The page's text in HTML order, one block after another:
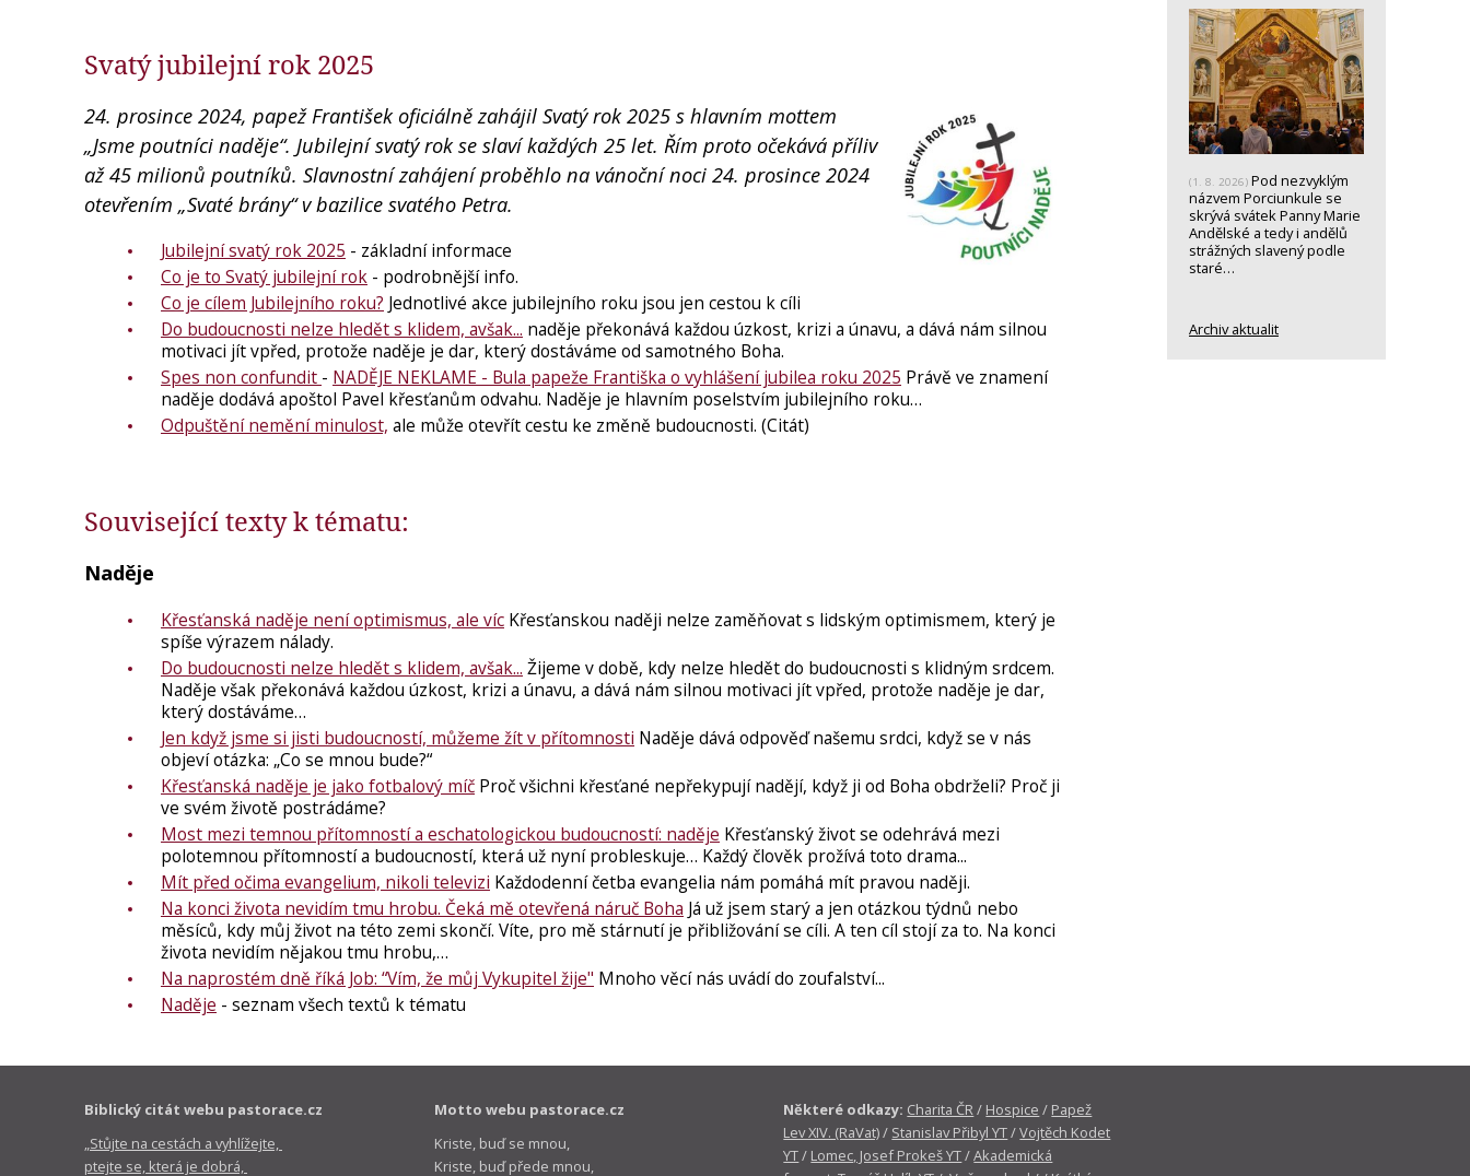
Svatý jubilejní rok 2025
24. prosince 2024, papež František oficiálně zahájil Svatý rok 2025 s hlavním mottem
„Jsme poutníci naděje“. Jubilejní svatý rok se slaví každých 25 let. Řím proto očekává příliv
až 45 milionů poutníků. Slavnostní zahájení proběhlo na vánoční noci 24. prosince 2024
otevřením „Svaté brány“ v bazilice svatého Petra.
Jubilejní svatý rok 2025 - základní informace
Co je to Svatý jubilejní rok - podrobnější info.
Co je cílem Jubilejního roku? Jednotlivé akce jubilejního roku jsou jen cestou k cíli
Do budoucnosti nelze hledět s klidem, avšak... naděje překonává každou úzkost, krizi a únavu, a dává nám silnou
motivaci jít vpřed, protože naděje je dar, který dostáváme od samotného Boha.
Spes non confundit - NADĚJE NEKLAME - Bula papeže Františka o vyhlášení jubilea roku 2025 Právě ve znamení
naděje dodává apoštol Pavel křesťanům odvahu. Naděje je hlavním poselstvím jubilejního roku…
Odpuštění nemění minulost, ale může otevřít cestu ke změně budoucnosti. (Citát)
Související texty k tématu:
Naděje
Křesťanská naděje není optimismus, ale víc Křesťanskou naději nelze zaměňovat s lidským optimismem, který je
spíše výrazem nálady.
Do budoucnosti nelze hledět s klidem, avšak... Žijeme v době, kdy nelze hledět do budoucnosti s klidným srdcem.
Naděje však překonává každou úzkost, krizi a únavu, a dává nám silnou motivaci jít vpřed, protože naděje je dar,
který dostáváme…
Jen když jsme si jisti budoucností, můžeme žít v přítomnosti Naděje dává odpověď našemu srdci, ​když se v nás
objeví otázka: „Co se mnou bude?“
Křesťanská naděje je jako fotbalový míč Proč všichni křesťané nepřekypují nadějí, když ji od Boha obdrželi? Proč ji
ve svém životě postrádáme?
Most mezi temnou přítomností a eschatologickou budoucností: naděje Křesťanský život se odehrává mezi
polotemnou přítomností a budoucností, která už nyní probleskuje… Každý člověk prožívá toto drama...
Mít před očima evangelium, nikoli televizi Každodenní četba evangelia nám pomáhá mít pravou naději.
Na konci života nevidím tmu hrobu. Čeká mě otevřená náruč Boha Já už jsem starý a jen otázkou týdnů nebo
měsíců, kdy můj život na této zemi skončí. Víte, pro mě stárnutí je přibližování se cíli. A ten cíl stojí za to. Na konci
života nevidím nějakou tmu hrobu,…
Na naprostém dně říká Job: “Vím, že můj Vykupitel žije" Mnoho věcí nás uvádí do zoufalství...
Naděje - seznam všech textů k tématu
(1. 8. 2026) Pod nezvyklým
názvem Porciunkule se
skrývá svátek Panny Marie
Andělské a tedy i andělů
strážných slavený podle
staré…
Archiv aktualit
Biblický citát webu pastorace.cz
„Stůjte na cestách a vyhlížejte,
ptejte se, která je dobrá,
Motto webu pastorace.cz
Kriste, buď se mnou,
Kriste, buď přede mnou,
Některé odkazy: Charita ČR/ Hospice / Papež
Lev XIV. (RaVat)/ Stanislav Přibyl YT/Vojtěch Kodet
YT/ Lomec, Josef Prokeš YT/Akademická